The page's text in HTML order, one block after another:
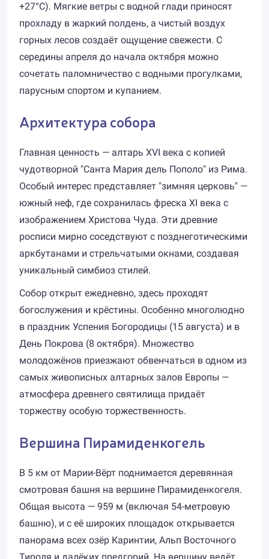
+27°C). Мягкие ветры с водной глади приносят
прохладу в жаркий полдень, а чистый воздух
горных лесов создаёт ощущение свежести. С
середины апреля до начала октября можно
сочетать паломничество с водными прогулками,
парусным спортом и купанием.
Архитектура собора
Главная ценность — алтарь XVI века с копией
чудотворной "Санта Мария дель Пополо" из Рима.
Особый интерес представляет "зимняя церковь" —
южный неф, где сохранилась фреска XI века с
изображением Христова Чуда. Эти древние
росписи мирно соседствуют с позднеготическими
аркбутанами и стрельчатыми окнами, создавая
уникальный симбиоз стилей.
Собор открыт ежедневно, здесь проходят
богослужения и крёстины. Особенно многолюдно
в праздник Успения Богородицы (15 августа) и в
День Покрова (8 октября). Множество
молодожёнов приезжают обвенчаться в одном из
самых живописных алтарных залов Европы —
атмосфера древнего святилища придаёт
торжеству особую торжественность.
Вершина Пирамиденкогель
В 5 км от Марии-Вёрт поднимается деревянная
смотровая башня на вершине Пирамиденкогеля.
Общая высота — 959 м (включая 54-метровую
башню), и с её широких площадок открывается
панорама всех озёр Каринтии, Альп Восточного